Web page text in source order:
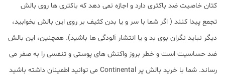
کتان خاصیت ضد باکتری دارد و اجازه نمی دهد که باکتری ها روی بالش
تجمع پیدا کنند ( اگر شما با سر و یا بدن کثیف بر روی این بالش بخوابید،
دیگر نباید نگران بوی بد و یا انتشار آلودگی ها باشید). همچنین، این بالش
ضد حساسیت است و خطر بروز واکنش های پوستی و تنفسی را به صفر می
رساند. شما با خرید بالش پر Continental می توانید اطمینان داشته باشید